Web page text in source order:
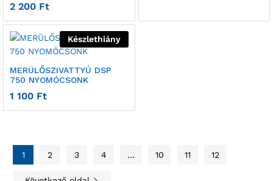
2 200 Ft
Készlethiány
MERÜLŐSZIVATTYÚ DSP
750 NYOMÓCSONK
1 100 Ft
1 2 3 4 … 10 11 12